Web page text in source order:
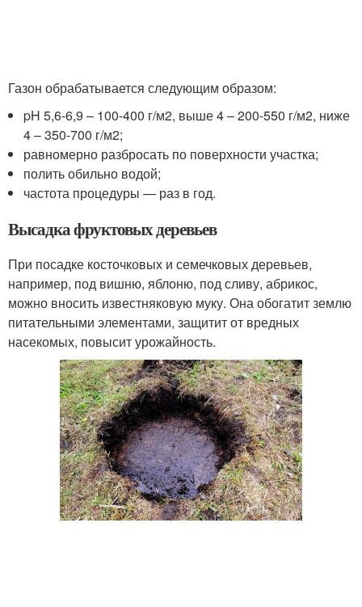
Газон обрабатывается следующим образом:
pH 5,6-6,9 – 100-400 г/м2, выше 4 – 200-550 г/м2, ниже
4 – 350-700 г/м2;
равномерно разбросать по поверхности участка;
полить обильно водой;
частота процедуры — раз в год.
Высадка фруктовых деревьев
При посадке косточковых и семечковых деревьев,
например, под вишню, яблоню, под сливу, абрикос,
можно вносить известняковую муку. Она обогатит землю
питательными элементами, защитит от вредных
насекомых, повысит урожайность.